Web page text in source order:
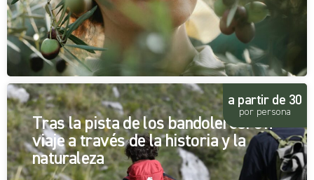
Tras la pista de los bandoleros: Un
viaje a través de la historia y la
naturaleza
a partir de 30
por persona